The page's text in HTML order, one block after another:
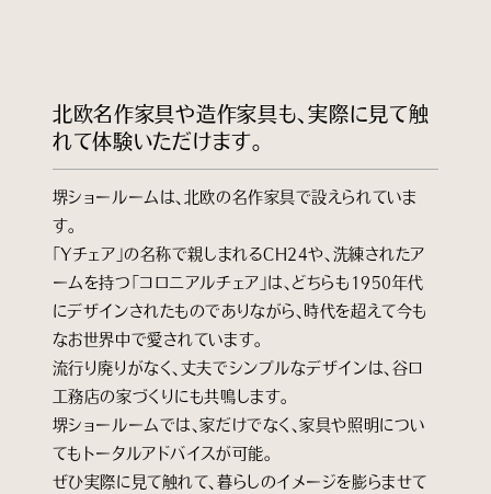
北欧名作家具や造作家具も、実際に見て触
れて体験いただけます。
堺ショールームは、北欧の名作家具で設えられていま
す。
「Yチェア」の名称で親しまれるCH24や、洗練されたア
ームを持つ「コロニアルチェア」は、どちらも1950年代
にデザインされたものでありながら、時代を超えて今も
なお世界中で愛されています。
流行り廃りがなく、丈夫でシンプルなデザインは、谷口
工務店の家づくりにも共鳴します。
堺ショールームでは、家だけでなく、家具や照明につい
てもトータルアドバイスが可能。
ぜひ実際に見て触れて、暮らしのイメージを膨らませて